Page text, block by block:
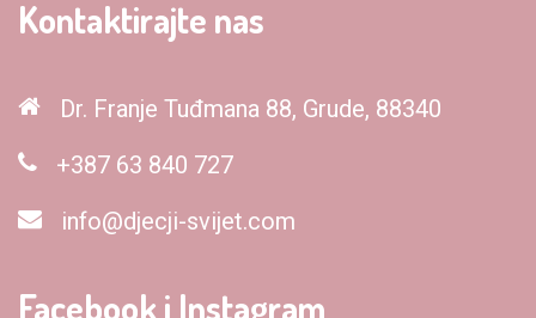
Kontaktirajte nas
Dr. Franje Tuđmana 88, Grude, 88340
+387 63 840 727
info@djecji-svijet.com
Facebook i Instagram